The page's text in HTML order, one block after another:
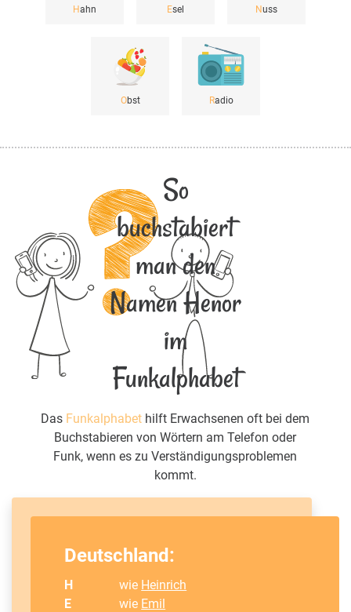
Hahn Esel Nuss
Obst Radio
So
buchstabiert
man den
Namen Henor
im
Funkalphabet
Das Funkalphabet hilft Erwachsenen oft bei dem
Buchstabieren von Wörtern am Telefon oder
Funk, wenn es zu Verständigungsproblemen
kommt.
Deutschland:
H wie Heinrich
E
wie Emil